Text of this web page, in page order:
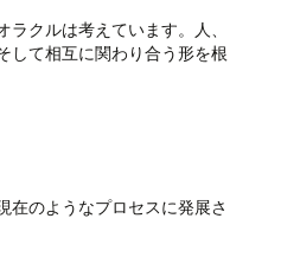
クルは考えています。人、
して相互に関わり合う形を根
在のようなプロセスに発展さ